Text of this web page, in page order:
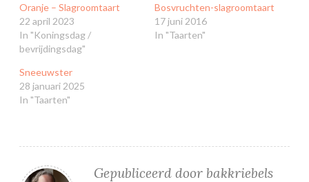
Oranje – Slagroomtaart
22 april 2023
In "Koningsdag /
bevrijdingsdag"
Bosvruchten-slagroomtaart
17 juni 2016
In "Taarten"
Sneeuwster
28 januari 2025
In "Taarten"
Gepubliceerd door bakkriebels